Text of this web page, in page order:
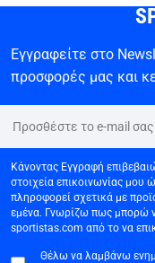
Εγγραφείτε στο
προσφορές μας και
Κάνοντας Εγγραφή
στοιχεία επικοινωνίας
πληροφορεί σχετικά με
εμένα. Γνωρίζω πως μπορώ
sportistas.com από το να
Θέλω να λαμβάνω